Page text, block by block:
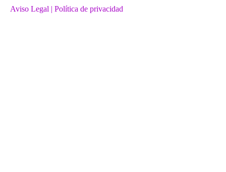
Aviso Legal | Política de privacidad